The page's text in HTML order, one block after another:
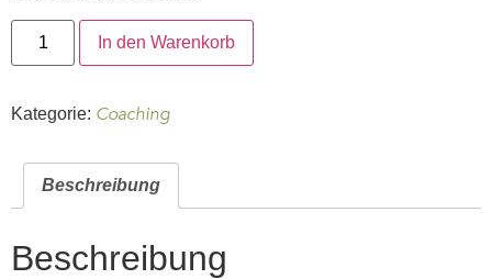
In den Warenkorb
Kategorie: Coaching
Beschreibung
Beschreibung